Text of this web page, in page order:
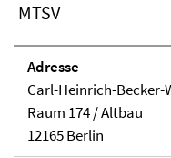
MTSV
Adresse
Carl-Heinrich-Becker-
Raum 174 / Altbau
12165 Berlin